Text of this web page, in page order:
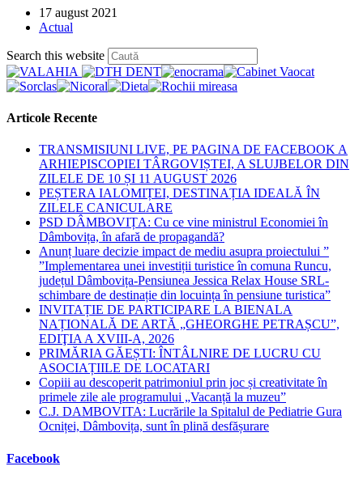
Post
published:
17 august 2021
Post
Actual
Search this website
Escape
Articole Recente
TRANSMISIUNI LIVE, PE PAGINA DE FACEBOOK A
ARHIEPISCOPIEI TÂRGOVIȘTEI, A SLUJBELOR DIN
ZILELE DE 10 ȘI 11 AUGUST 2026
PEȘTERA IALOMIȚEI, DESTINAȚIA IDEALĂ ÎN
ZILELE CANICULARE
PSD DÂMBOVIȚA: Cu ce vine ministrul Economiei în
Dâmbovița, în afară de propagandă?
Anunț luare decizie impact de mediu asupra proiectului ”
”Implementarea unei investiții turistice în comuna Runcu,
județul Dâmbovița-Pensiunea Jessica Relax House SRL-
schimbare de destinație din locuința în pensiune turistica”
INVITAȚIE DE PARTICIPARE LA BIENALA
NAȚIONALĂ DE ARTĂ „GHEORGHE PETRAȘCU”,
EDIŢIA A XVIII-A, 2026
PRIMĂRIA GĂEȘTI: ÎNTÂLNIRE DE LUCRU CU
ASOCIAȚIILE DE LOCATARI
Copiii au descoperit patrimoniul prin joc și creativitate în
primele zile ale programului „Vacanță la muzeu”
C.J. DAMBOVITA: Lucrările la Spitalul de Pediatrie Gura
Ocniței, Dâmbovița, sunt în plină desfășurare
Facebook